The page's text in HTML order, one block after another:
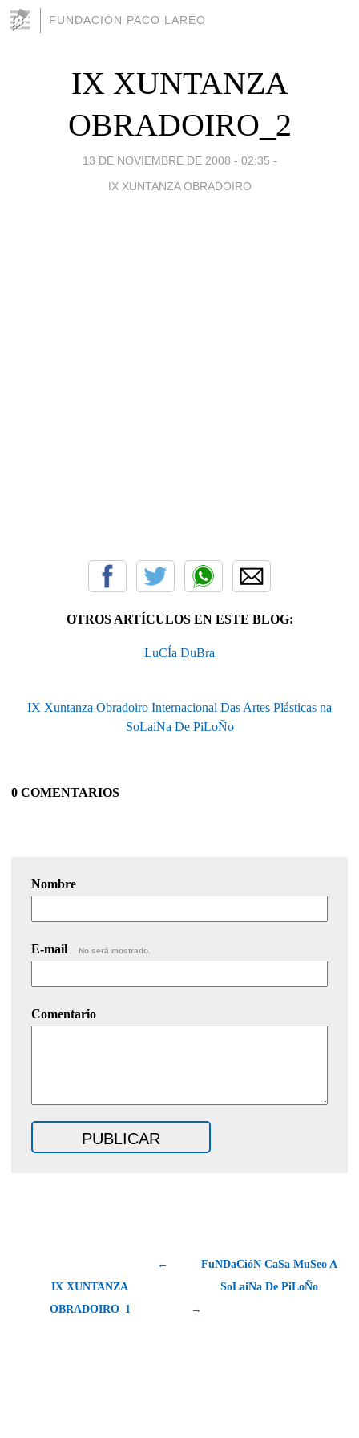
FUNDACIÓN PACO LAREO
IX XUNTANZA
OBRADOIRO_2
13 DE NOVIEMBRE DE 2008 - 02:35 -
IX XUNTANZA OBRADOIRO
OTROS ARTÍCULOS EN ESTE BLOG:
LuCÍa DuBra
IX Xuntanza Obradoiro Internacional Das Artes Plásticas na
SoLaiNa De PiLoÑo
0 COMENTARIOS
Nombre
E-mail No será mostrado.
Comentario
←
IX XUNTANZA
OBRADOIRO_1
FuNDaCióN CaSa MuSeo A
SoLaiNa De PiLoÑo
→